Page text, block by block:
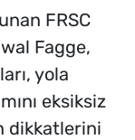
FRSC
Fagge,
yola
eksiksiz
dikkatlerini